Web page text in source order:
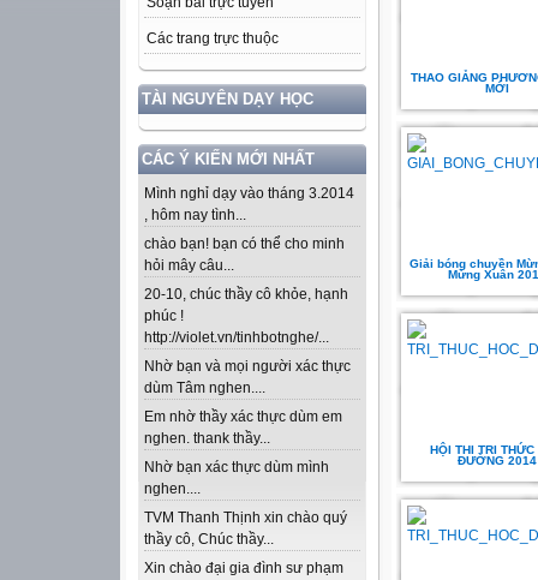
Các trang trực thuộc
TÀI NGUYÊN DẠY HỌC
CÁC Ý KIẾN MỚI NHẤT
Mình nghỉ dạy vào tháng 3.2014
, hôm nay tình...
chào bạn! bạn có thể cho minh
hỏi mây câu...
20-10, chúc thầy cô khỏe, hạnh
phúc !
http://violet.vn/tinhbotnghe/...
Nhờ bạn và mọi người xác thực
dùm Tâm nghen....
Em nhờ thầy xác thực dùm em
nghen. thank thầy...
Nhờ bạn xác thực dùm mình
nghen....
TVM Thanh Thịnh xin chào quý
thầy cô, Chúc thầy...
Xin chào đại gia đình sư phạm
THAO GIẢNG
MỚI
Giải bóng chuyền
Mừng Xuân
HỘI THI TRI THỨC
ĐƯỜNG 2014